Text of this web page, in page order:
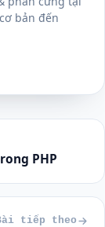
bản đến
PHP
tiếp theo